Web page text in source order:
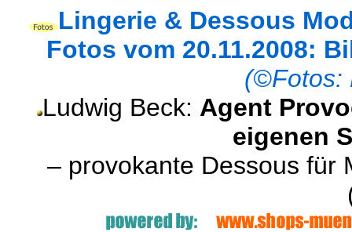
Lingerie & Dessous
Fotos vom 20.11.2008:
(©Fotos:
Ludwig Beck: Agent
eigenen
– provokante Dessous für